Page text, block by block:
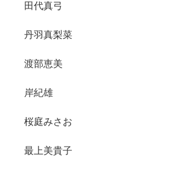
田代真弓
丹羽真梨菜
渡部恵美
岸紀雄
桜庭みさお
最上美貴子